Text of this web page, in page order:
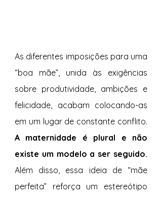
As diferentes imposições para uma
“boa mãe”, unida às exigências
sobre produtividade, ambições e
felicidade, acabam colocando-as
A maternidade é plural e não
existe um modelo a ser seguido.
Além disso, essa ideia de “mãe
perfeita” reforça um estereótipo